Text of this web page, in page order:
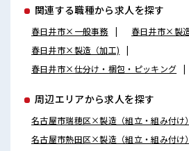
関連する職種から求人を探す
春日井市×一般事務
春日井市×製
春日井市×製造（加工)
春日井市×仕分け・梱包・ピッキング
周辺エリアから求人を探す
名古屋市瑞穂区×製造（組立・組み付け）
名古屋市熱田区×製造（組立・組み付け）